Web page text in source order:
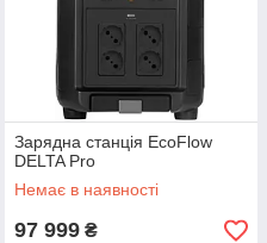
Зарядна станція EcoFlow
DELTA Pro
Немає в наявності
97 999 ₴